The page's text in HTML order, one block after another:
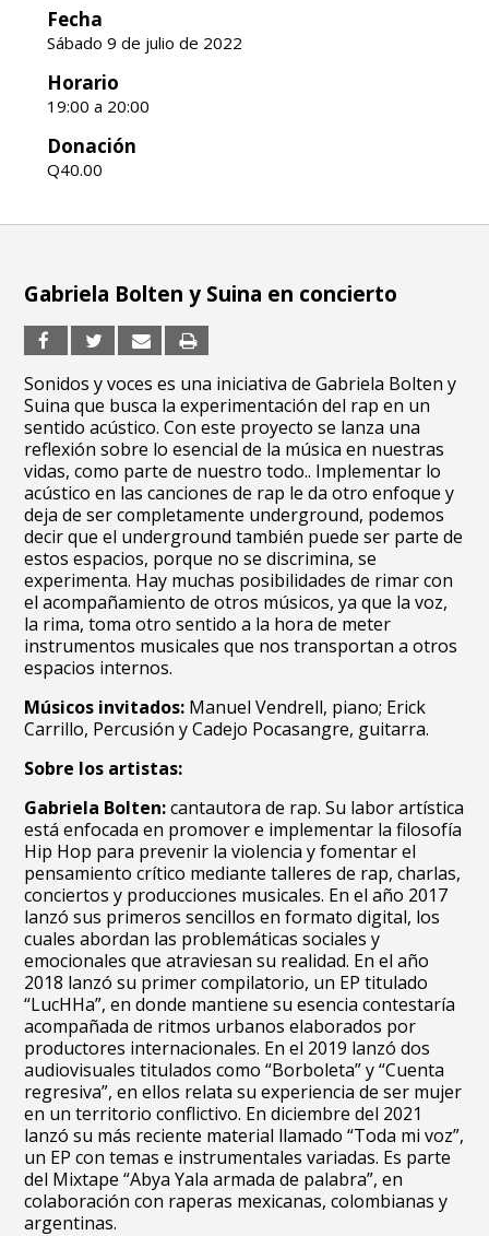
Fecha
Sábado 9 de julio de 2022
Horario
19:00 a 20:00
Donación
Q40.00
Gabriela Bolten y Suina en concierto
Sonidos y voces es una iniciativa de Gabriela Bolten y
Suina que busca la experimentación del rap en un
sentido acústico. Con este proyecto se lanza una
reflexión sobre lo esencial de la música en nuestras
vidas, como parte de nuestro todo.. Implementar lo
acústico en las canciones de rap le da otro enfoque y
deja de ser completamente underground, podemos
decir que el underground también puede ser parte de
estos espacios, porque no se discrimina, se
experimenta. Hay muchas posibilidades de rimar con
el acompañamiento de otros músicos, ya que la voz,
la rima, toma otro sentido a la hora de meter
instrumentos musicales que nos transportan a otros
espacios internos.
Músicos invitados: Manuel Vendrell, piano; Erick
Carrillo, Percusión y Cadejo Pocasangre, guitarra.
Sobre los artistas:
Gabriela Bolten:cantautora de rap. Su labor artística
está enfocada en promover e implementar la filosofía
Hip Hop para prevenir la violencia y fomentar el
pensamiento crítico mediante talleres de rap, charlas,
conciertos y producciones musicales. En el año 2017
lanzó sus primeros sencillos en formato digital, los
cuales abordan las problemáticas sociales y
emocionales que atraviesan su realidad. En el año
2018 lanzó su primer compilatorio, un EP titulado
“LucHHa”, en donde mantiene su esencia contestaría
acompañada de ritmos urbanos elaborados por
productores internacionales. En el 2019 lanzó dos
audiovisuales titulados como “Borboleta” y “Cuenta
regresiva”, en ellos relata su experiencia de ser mujer
en un territorio conflictivo. En diciembre del 2021
lanzó su más reciente material llamado “Toda mi voz”,
un EP con temas e instrumentales variadas. Es parte
del Mixtape “Abya Yala armada de palabra”, en
colaboración con raperas mexicanas, colombianas y
argentinas.